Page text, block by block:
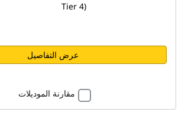
Tier 4)
عرض التفاصيل
مقارنة الموديلات